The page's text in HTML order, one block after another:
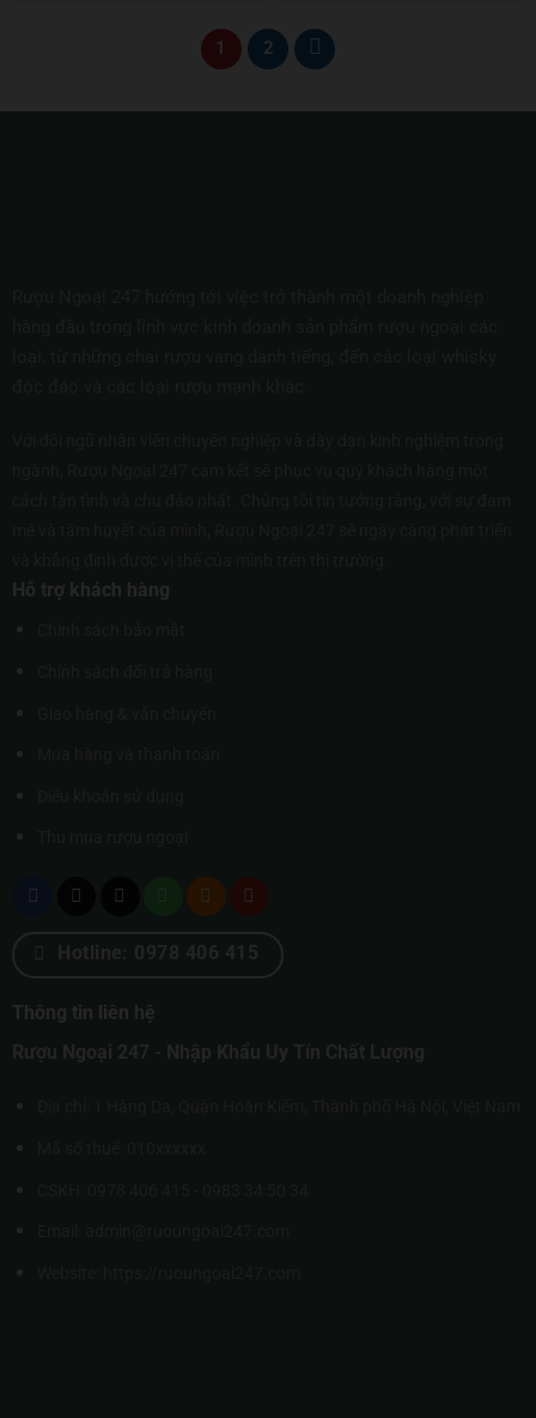
1 2
Hỗ trợ khách hàng
Hotline: 0978 406 415
Thông tin liên hệ
Rượu Ngoại 247 - Nhập Khẩu Uy Tín Chất Lượng